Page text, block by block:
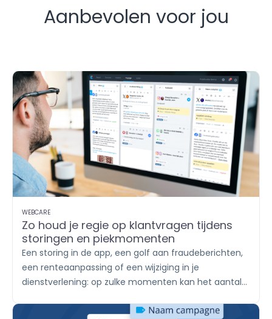
Aanbevolen voor jou
WEBCARE
Zo houd je regie op klantvragen tijdens
storingen en piekmomenten
Een storing in de app, een golf aan fraudeberichten,
een renteaanpassing of een wijziging in je
dienstverlening: op zulke momenten kan het aantal
stuurt een WhatsApp-bericht, een ander reageert